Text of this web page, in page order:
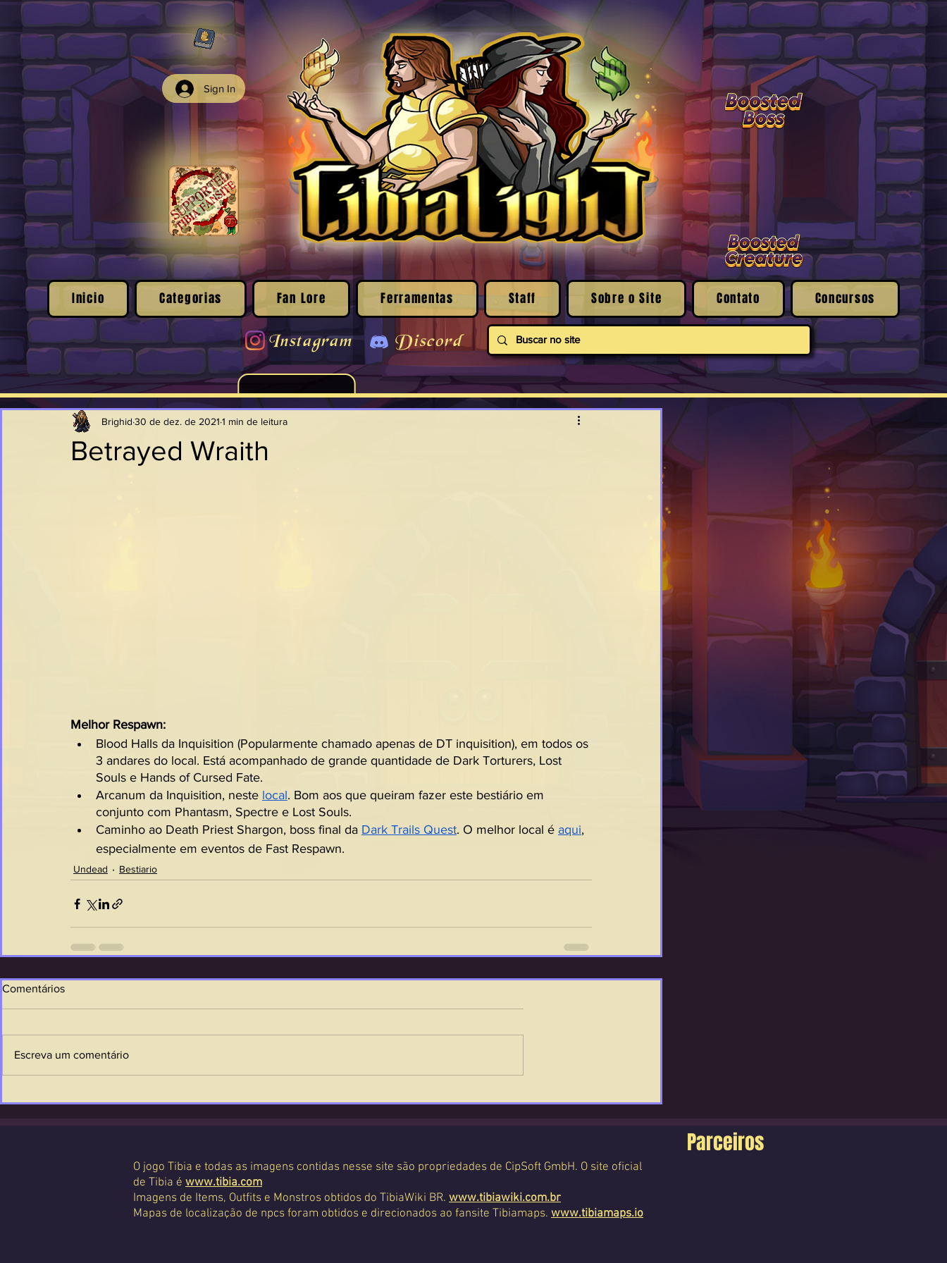
Sign In
Inicio Categorias Fan Lore Ferramentas Staff Sobre o Site Contato Concursos
Instagram Discord
Betrayed Wraith
Brighid 30 de dez. de 2021 1 min de leitura
Melhor Respawn:
Blood Halls da Inquisition (Popularmente chamado apenas de DT inquisition), em todos os
3 andares do local. Está acompanhado de grande quantidade de Dark Torturers, Lost
Souls e Hands of Cursed Fate.
Arcanum da Inquisition, neste local. Bom aos que queiram fazer este bestiário em
conjunto com Phantasm, Spectre e Lost Souls.
Caminho ao Death Priest Shargon, boss final da Dark Trails Quest. O melhor local é aqui,
especialmente em eventos de Fast Respawn.
Undead Bestiario
Comentários
Escreva um comentário
Parceiros
O jogo Tibia e todas as imagens contidas nesse site são propriedades de CipSoft GmbH. O site oficial
de Tibia é www.tibia.com
Imagens de Items, Outfits e Monstros obtidos do TibiaWiki BR. www.tibiawiki.com.br
Mapas de localização de npcs foram obtidos e direcionados ao fansite Tibiamaps. www.tibiamaps.io